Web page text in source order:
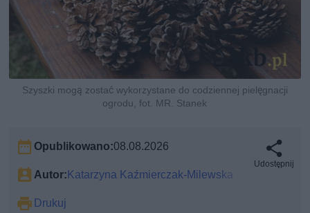
Szyszki mogą zostać wykorzystane do codziennej pielęgnacji
ogrodu, fot. MR. Stanek
Opublikowano:08.08.2026
Autor:Katarzyna Kaźmierczak-Milewska
Drukuj
Udostępnij